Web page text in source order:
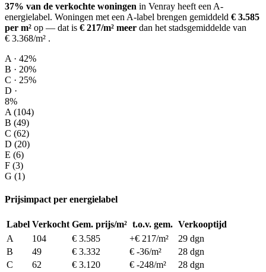
37% van de verkochte woningen in Venray heeft een A-
energielabel. Woningen met een A-label brengen gemiddeld € 3.585
per m² op — dat is € 217/m² meer dan het stadsgemiddelde van
€ 3.368/m² .
A · 42%
B · 20%
C · 25%
D ·
8%
A (104)
B (49)
C (62)
D (20)
E (6)
F (3)
G (1)
Prijsimpact per energielabel
Label Verkocht Gem. prijs/m² t.o.v. gem. Verkooptijd
A
104 € 3.585 +€ 217/m²
29 dgn
B
49 € 3.332 € -36/m²
28 dgn
C
62 € 3.120 € -248/m²
28 dgn